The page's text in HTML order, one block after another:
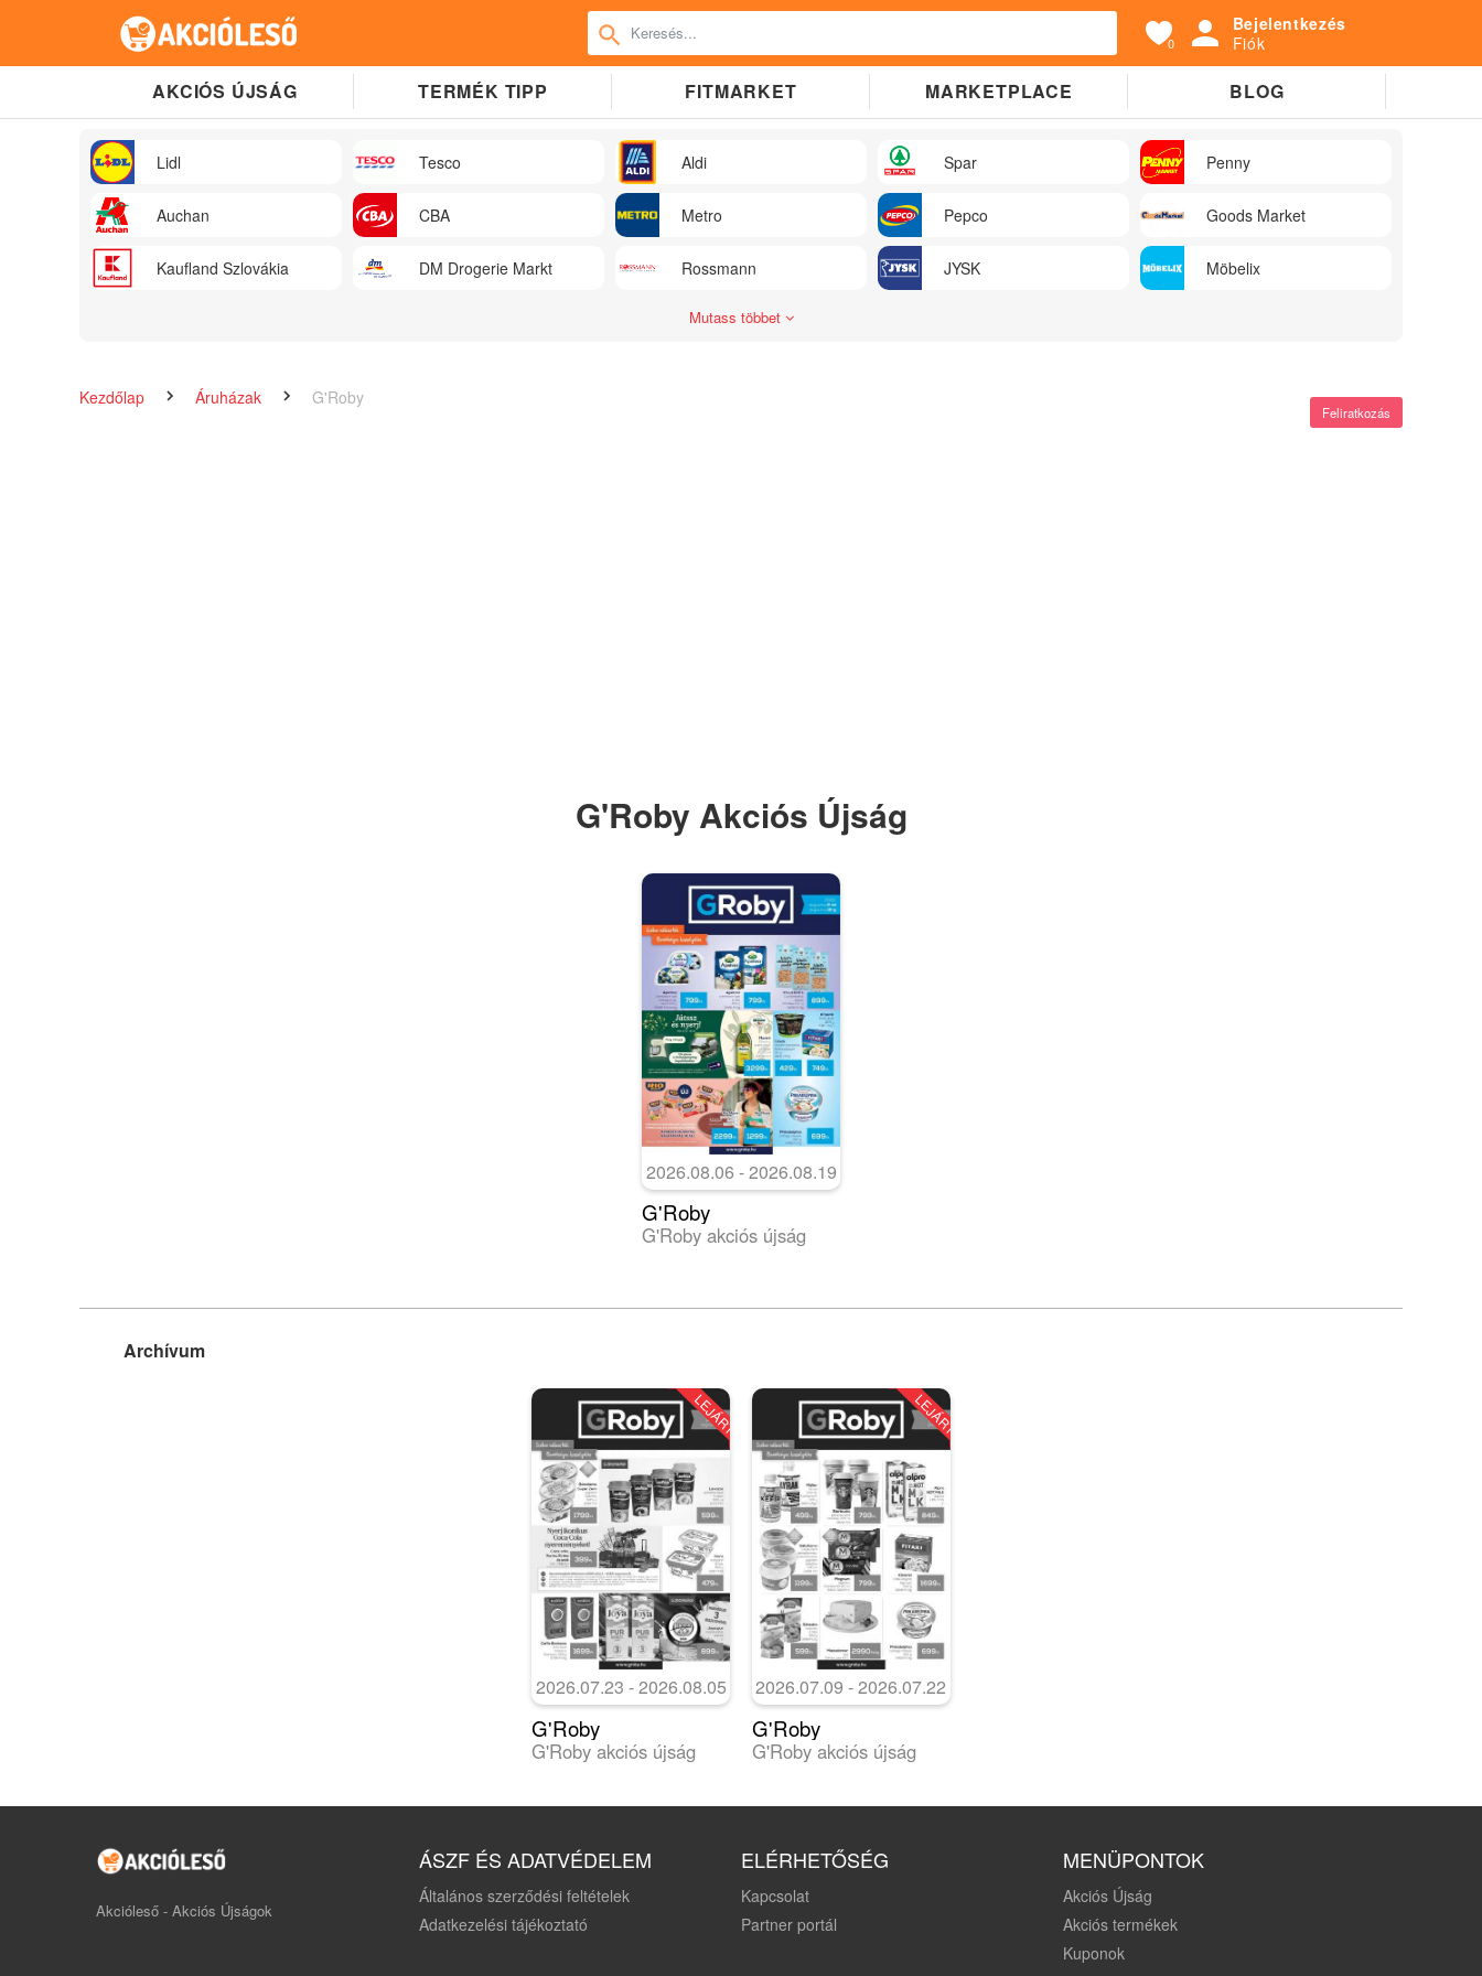
0
Bejelentkezés
Fiók
AKCIÓS ÚJSÁG TERMÉK TIPP FITMARKET MARKETPLACE BLOG
Lidl Tesco Aldi Spar Penny
Auchan CBA Metro Pepco Goods Market
Kaufland Szlovákia DM Drogerie Markt Rossmann JYSK Möbelix
Mutass többet
Kezdőlap Áruházak G'Roby
Feliratkozás
G'Roby Akciós Újság
2026.08.06 - 2026.08.19
G'Roby
G'Roby akciós újság
Archívum
LEJÁRT
2026.07.23 - 2026.08.05
G'Roby
G'Roby akciós újság
LEJÁRT
2026.07.09 - 2026.07.22
G'Roby
G'Roby akciós újság
Akcióleső - Akciós Újságok
ÁSZF ÉS ADATVÉDELEM
Általános szerződési feltételek
Adatkezelési tájékoztató
ELÉRHETŐSÉG
Kapcsolat
Partner portál
MENÜPONTOK
Akciós Újság
Akciós termékek
Kuponok